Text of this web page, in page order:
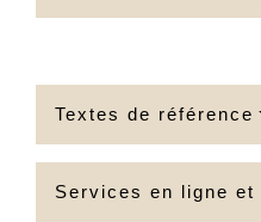
Textes de référence
Services en ligne et